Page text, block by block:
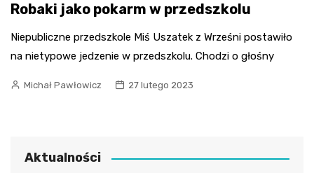
Robaki jako pokarm w przedszkolu
Niepubliczne przedszkole Miś Uszatek z Wrześni postawiło
na nietypowe jedzenie w przedszkolu. Chodzi o głośny
Michał Pawłowicz 27 lutego 2023
Aktualności